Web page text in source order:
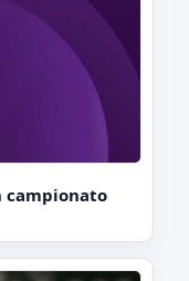
campionato